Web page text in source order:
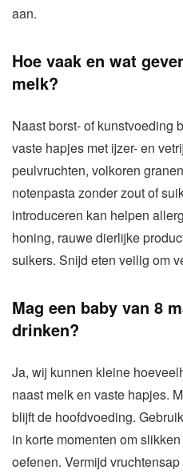
aan.
Hoe vaak en wat
melk?
Naast borst- of kunstvoeding
vaste hapjes met ijzer- en
peulvruchten, volkoren
notenpasta zonder zout of
introduceren kan helpen
honing, rauwe dierlijke
suikers. Snijd eten veilig om
Mag een baby van 8
drinken?
Ja, wij kunnen kleine
naast melk en vaste hapjes.
blijft de hoofdvoeding.
in korte momenten om
oefenen. Vermijd